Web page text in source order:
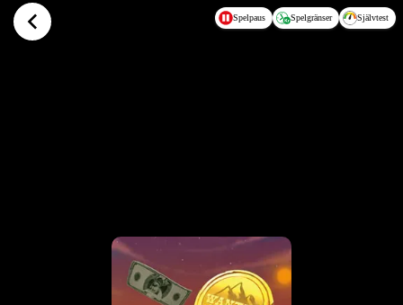
Hoppa till huvudinnehållet Spelpaus Spelgränser Självtest